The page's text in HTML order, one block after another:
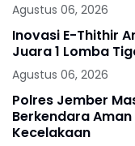
Agustus 06, 2026
Inovasi E-Thithir
Juara 1 Lomba
Agustus 06, 2026
Polres Jember
Berkendara
Kecelakaan